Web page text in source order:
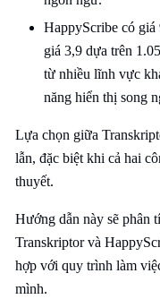
HappyScribe có giá
giá 3,9 dựa trên
từ nhiều lĩnh vực
năng hiển thị song
Lựa chọn giữa
lẫn, đặc biệt khi cả hai
thuyết.
Hướng dẫn này sẽ phân
Transkriptor và
hợp với quy trình làm
mình.